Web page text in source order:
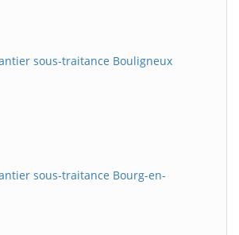
sous-traitance Bouligneux
sous-traitance Bourg-en-